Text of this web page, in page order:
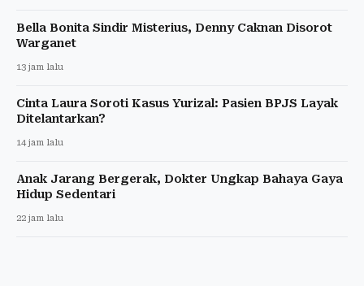
Bella Bonita Sindir Misterius, Denny Caknan Disorot
Warganet
13 jam lalu
Cinta Laura Soroti Kasus Yurizal: Pasien BPJS Layak
Ditelantarkan?
14 jam lalu
Anak Jarang Bergerak, Dokter Ungkap Bahaya Gaya
Hidup Sedentari
22 jam lalu